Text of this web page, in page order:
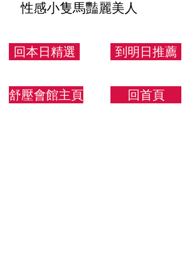
性感小隻馬豔麗美人
155.43.C
回本日精選
舒壓會館主頁
到明日推薦
回首頁